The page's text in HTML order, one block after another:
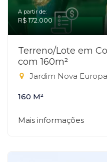
A partir de:
R$ 172.000
Terreno/Lote em
com 160m²
Jardim Nova
160 M²
Mais informações